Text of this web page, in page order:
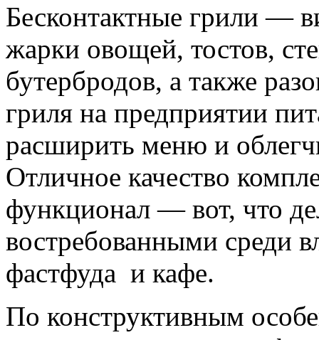
Бесконтактные грили —
жарки овощей, тостов,
бутербродов, а также
гриля на предприятии
расширить меню и
Отличное качество
функционал — вот, что
востребованными среди
фастфуда и кафе.
По конструктивным